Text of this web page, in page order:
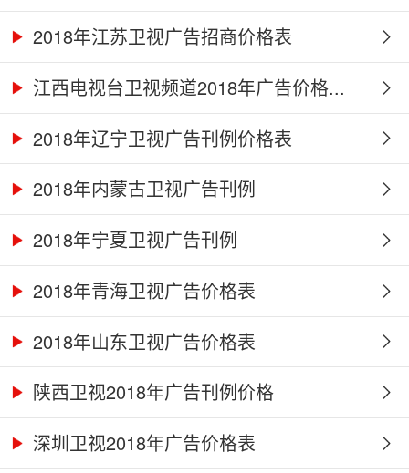
2018年江苏卫视广告招商价格表
江西电视台卫视频道2018年广告价格...
2018年辽宁卫视广告刊例价格表
2018年内蒙古卫视广告刊例
2018年宁夏卫视广告刊例
2018年青海卫视广告价格表
2018年山东卫视广告价格表
陕西卫视2018年广告刊例价格
深圳卫视2018年广告价格表